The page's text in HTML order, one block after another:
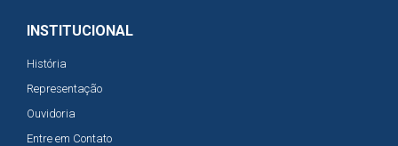
INSTITUCIONAL
História
Representação
Ouvidoria
Entre em Contato